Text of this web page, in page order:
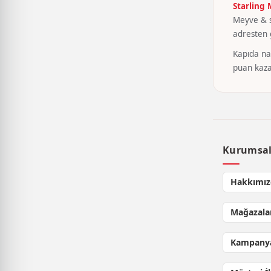
Starling
Meyve &
adresten
Kapıda
puan